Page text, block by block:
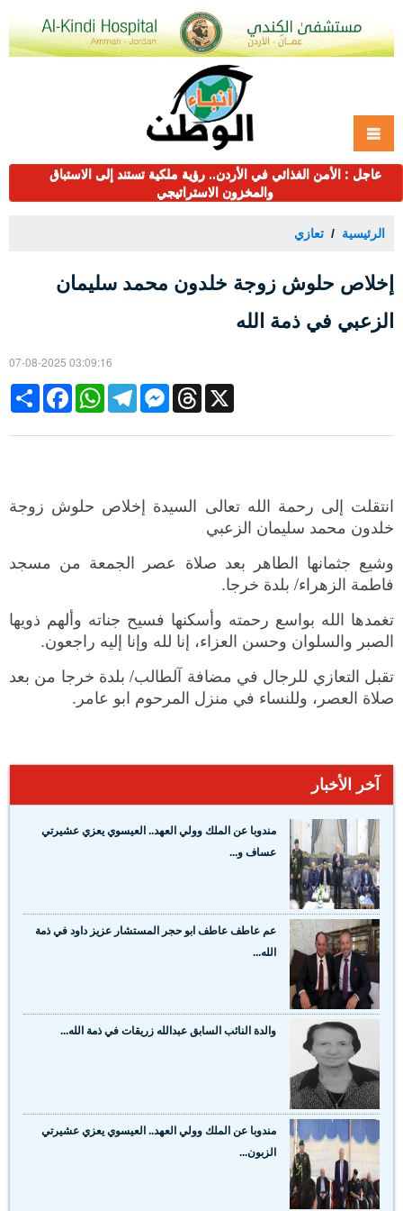
عاجل : الأمن الغذائي في الأردن.. رؤية ملكية تستند إلى الاستباق
والمخزون الاستراتيجي
الرئيسية تعازي
إخلاص حلوش زوجة خلدون محمد سليمان
الزعبي في ذمة الله
07-08-2025 03:09:16
Share
FacebookWhatsAppTelegramMessengerThreads X
انتقلت إلى رحمة الله تعالى السيدة إخلاص حلوش زوجة
خلدون محمد سليمان الزعبي
وشيع جثمانها الطاهر بعد صلاة عصر الجمعة من مسجد
فاطمة الزهراء/ بلدة خرجا.
تغمدها الله بواسع رحمته وأسكنها فسيح جناته وألهم ذويها
الصبر والسلوان وحسن العزاء، إنا لله وإنا إليه راجعون.
تقبل التعازي للرجال في مضافة آلطالب/ بلدة خرجا من بعد
صلاة العصر، وللنساء في منزل المرحوم ابو عامر.
آخر الأخبار
مندوبا عن الملك وولي العهد.. العيسوي يعزي عشيرتي
عساف و...
عم عاطف عاطف ابو حجر المستشار عزيز داود في ذمة
الله...
والدة النائب السابق عبدالله زريقات في ذمة الله...
مندوبا عن الملك وولي العهد.. العيسوي يعزي عشيرتي
الزبون...